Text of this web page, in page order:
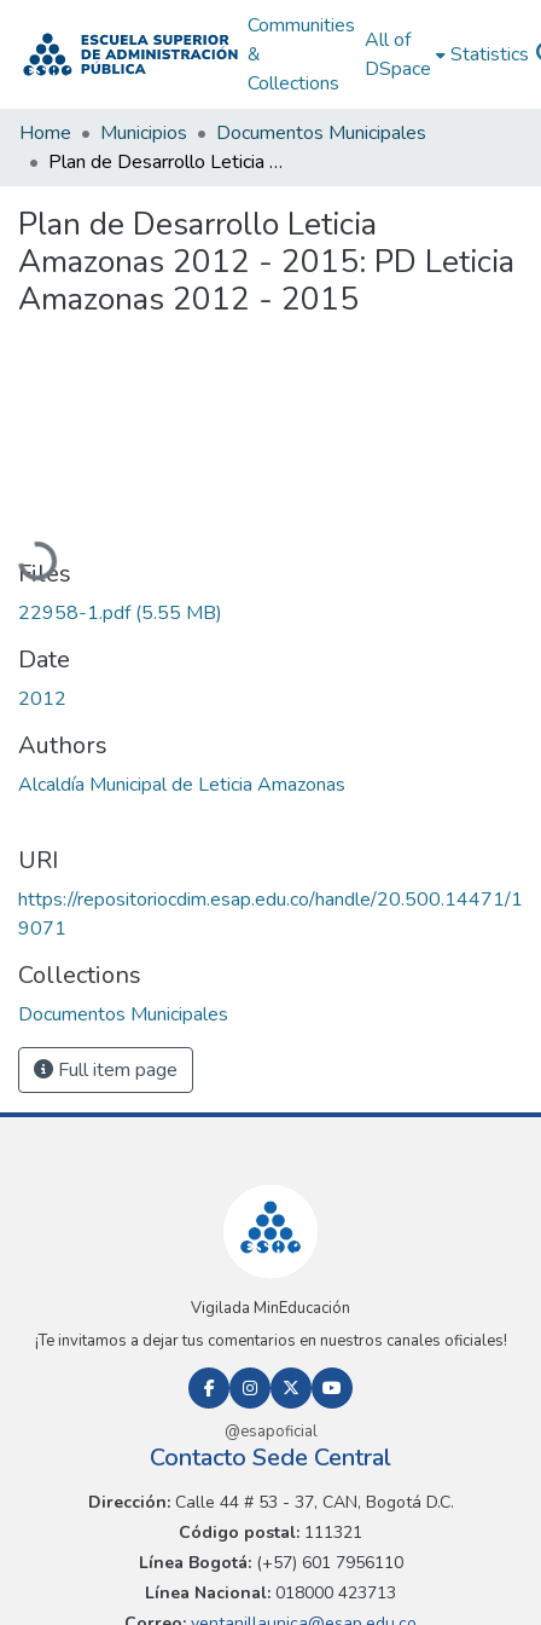
Communities
&
Collections
All of
DSpace
Statistics
Home Municipios
Documentos Municipales
Plan de Desarrollo Leticia Amazonas 2012 - 2015: PD Leticia Amazonas 2012 - 2015
Plan de Desarrollo Leticia
Amazonas 2012 - 2015: PD Leticia
Amazonas 2012 - 2015
Loading...
Files
22958-1.pdf(5.55 MB)
Date
2012
Authors
Alcaldía Municipal de Leticia Amazonas
URI
https://repositoriocdim.esap.edu.co/handle/20.500.14471/1
9071
Collections
Documentos Municipales
Full item page
Vigilada MinEducación
¡Te invitamos a dejar tus comentarios en nuestros canales oficiales!
@esapoficial
Contacto Sede Central
Dirección:Calle 44 # 53 - 37, CAN, Bogotá D.C.
Código postal: 111321
Línea Bogotá:(+57) 601 7956110
Línea Nacional: 018000 423713